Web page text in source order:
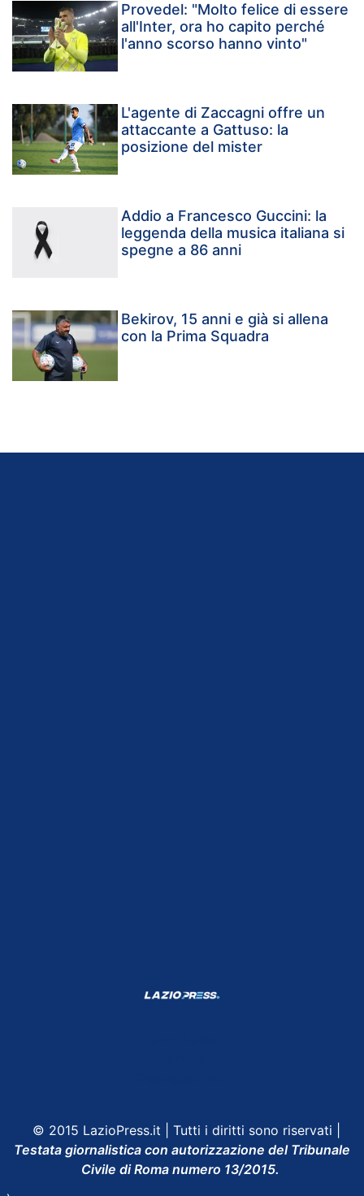
Provedel: "Molto felice di essere
all'Inter, ora ho capito perché
l'anno scorso hanno vinto"
L'agente di Zaccagni offre un
attaccante a Gattuso: la
posizione del mister
Addio a Francesco Guccini: la
leggenda della musica italiana si
spegne a 86 anni
Bekirov, 15 anni e già si allena
con la Prima Squadra
© 2015 LazioPress.it | Tutti i diritti sono riservati |
Testata giornalistica con autorizzazione del Tribunale
Civile di Roma numero 13/2015.